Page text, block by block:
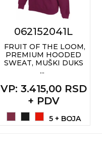
062152041L
FRUIT OF THE LOOM,
PREMIUM HOODED
SWEAT, MUŠKI DUKS
...
VP: 3.415,00 RSD
+ PDV
5 + BOJA